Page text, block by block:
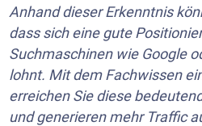
Anhand dieser Erkenntnis
dass sich eine gute
Suchmaschinen wie Google
lohnt. Mit dem Fachwissen
erreichen Sie diese
und generieren mehr Traffic